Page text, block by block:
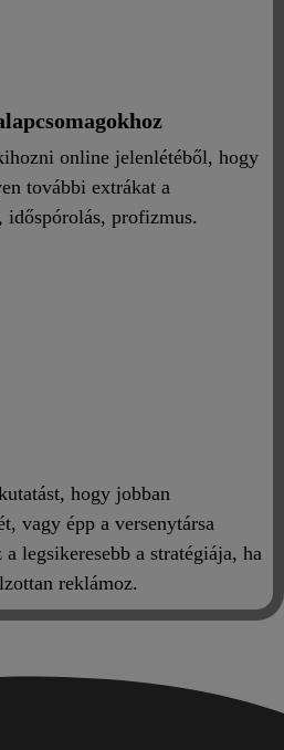
online jelenlétéből, hogy
további extrákat a
időspórolás, profizmus.
hogy jobban
vagy épp a versenytársa
legsikeresebb a stratégiája, ha
reklámoz.